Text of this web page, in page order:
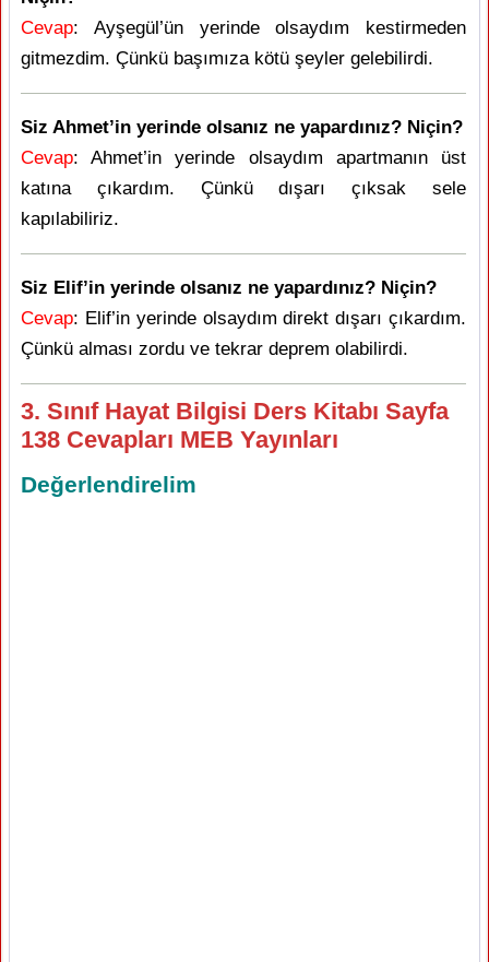
Cevap: Ayşegül’ün yerinde olsaydım kestirmeden
gitmezdim. Çünkü başımıza kötü şeyler gelebilirdi.
Siz Ahmet’in yerinde olsanız ne yapardınız? Niçin?
Cevap: Ahmet’in yerinde olsaydım apartmanın üst
katına çıkardım. Çünkü dışarı çıksak sele
kapılabiliriz.
Siz Elif’in yerinde olsanız ne yapardınız? Niçin?
Cevap: Elif’in yerinde olsaydım direkt dışarı çıkardım.
Çünkü alması zordu ve tekrar deprem olabilirdi.
3. Sınıf Hayat Bilgisi Ders Kitabı Sayfa
138 Cevapları MEB Yayınları
Değerlendirelim